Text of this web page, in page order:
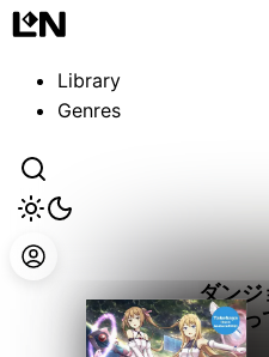
Library
Genres
ダンジ
間違っ
オ・ス